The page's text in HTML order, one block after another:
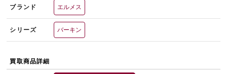
ブランド エルメス
シリーズ バーキン
買取商品詳細